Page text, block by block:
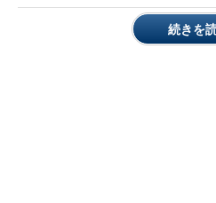
＜2
＞
脆弱性の
続きを